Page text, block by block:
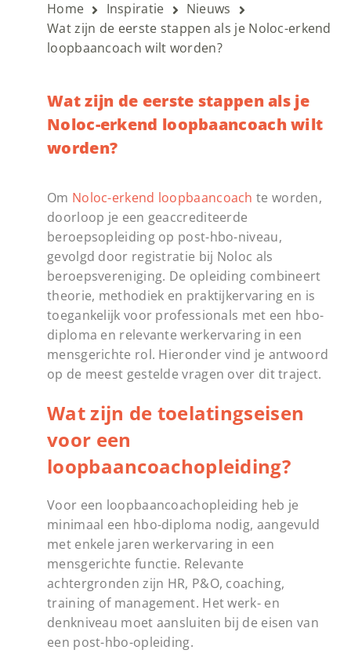
Home Inspiratie
Nieuws
Wat zijn de eerste stappen als je Noloc-erkend
loopbaancoach wilt worden?
Wat zijn de eerste stappen als je
Noloc-erkend loopbaancoach wilt
worden?
Om Noloc-erkend loopbaancoach te worden,
doorloop je een geaccrediteerde
beroepsopleiding op post-hbo-niveau,
gevolgd door registratie bij Noloc als
beroepsvereniging. De opleiding combineert
theorie, methodiek en praktijkervaring en is
toegankelijk voor professionals met een hbo-
diploma en relevante werkervaring in een
mensgerichte rol. Hieronder vind je antwoord
op de meest gestelde vragen over dit traject.
Wat zijn de toelatingseisen
voor een
loopbaancoachopleiding?
Voor een loopbaancoachopleiding heb je
minimaal een hbo-diploma nodig, aangevuld
met enkele jaren werkervaring in een
mensgerichte functie. Relevante
achtergronden zijn HR, P&O, coaching,
training of management. Het werk- en
denkniveau moet aansluiten bij de eisen van
een post-hbo-opleiding.